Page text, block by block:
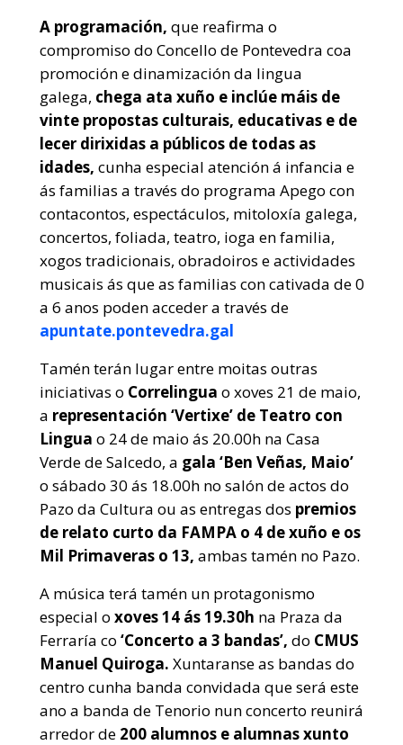
A programación, que reafirma o
compromiso do Concello de Pontevedra coa
promoción e dinamización da lingua
galega, chega ata xuño e inclúe máis de
vinte propostas culturais, educativas e de
lecer dirixidas a públicos de todas as
idades, cunha especial atención á infancia e
ás familias a través do programa Apego con
contacontos, espectáculos, mitoloxía galega,
concertos, foliada, teatro, ioga en familia,
xogos tradicionais, obradoiros e actividades
musicais ás que as familias con cativada de 0
a 6 anos poden acceder a través de
apuntate.pontevedra.gal
Tamén terán lugar entre moitas outras
iniciativas o Correlingua o xoves 21 de maio,
a representación ‘Vertixe’ de Teatro con
Lingua o 24 de maio ás 20.00h na Casa
Verde de Salcedo, a gala ‘Ben Veñas, Maio’
o sábado 30 ás 18.00h no salón de actos do
Pazo da Cultura ou as entregas dos premios
de relato curto da FAMPA o 4 de xuño e os
Mil Primaveras o 13, ambas tamén no Pazo.
A música terá tamén un protagonismo
especial o xoves 14 ás 19.30h na Praza da
Ferraría co ‘Concerto a 3 bandas’, do CMUS
Manuel Quiroga. Xuntaranse as bandas do
centro cunha banda convidada que será este
ano a banda de Tenorio nun concerto reunirá
arredor de 200 alumnos e alumnas xunto